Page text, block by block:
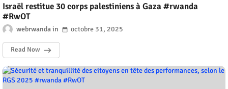
Israël restitue 30 corps palestiniens à Gaza #rwanda
#RwOT
webrwanda octobre 31, 2025
Read Now